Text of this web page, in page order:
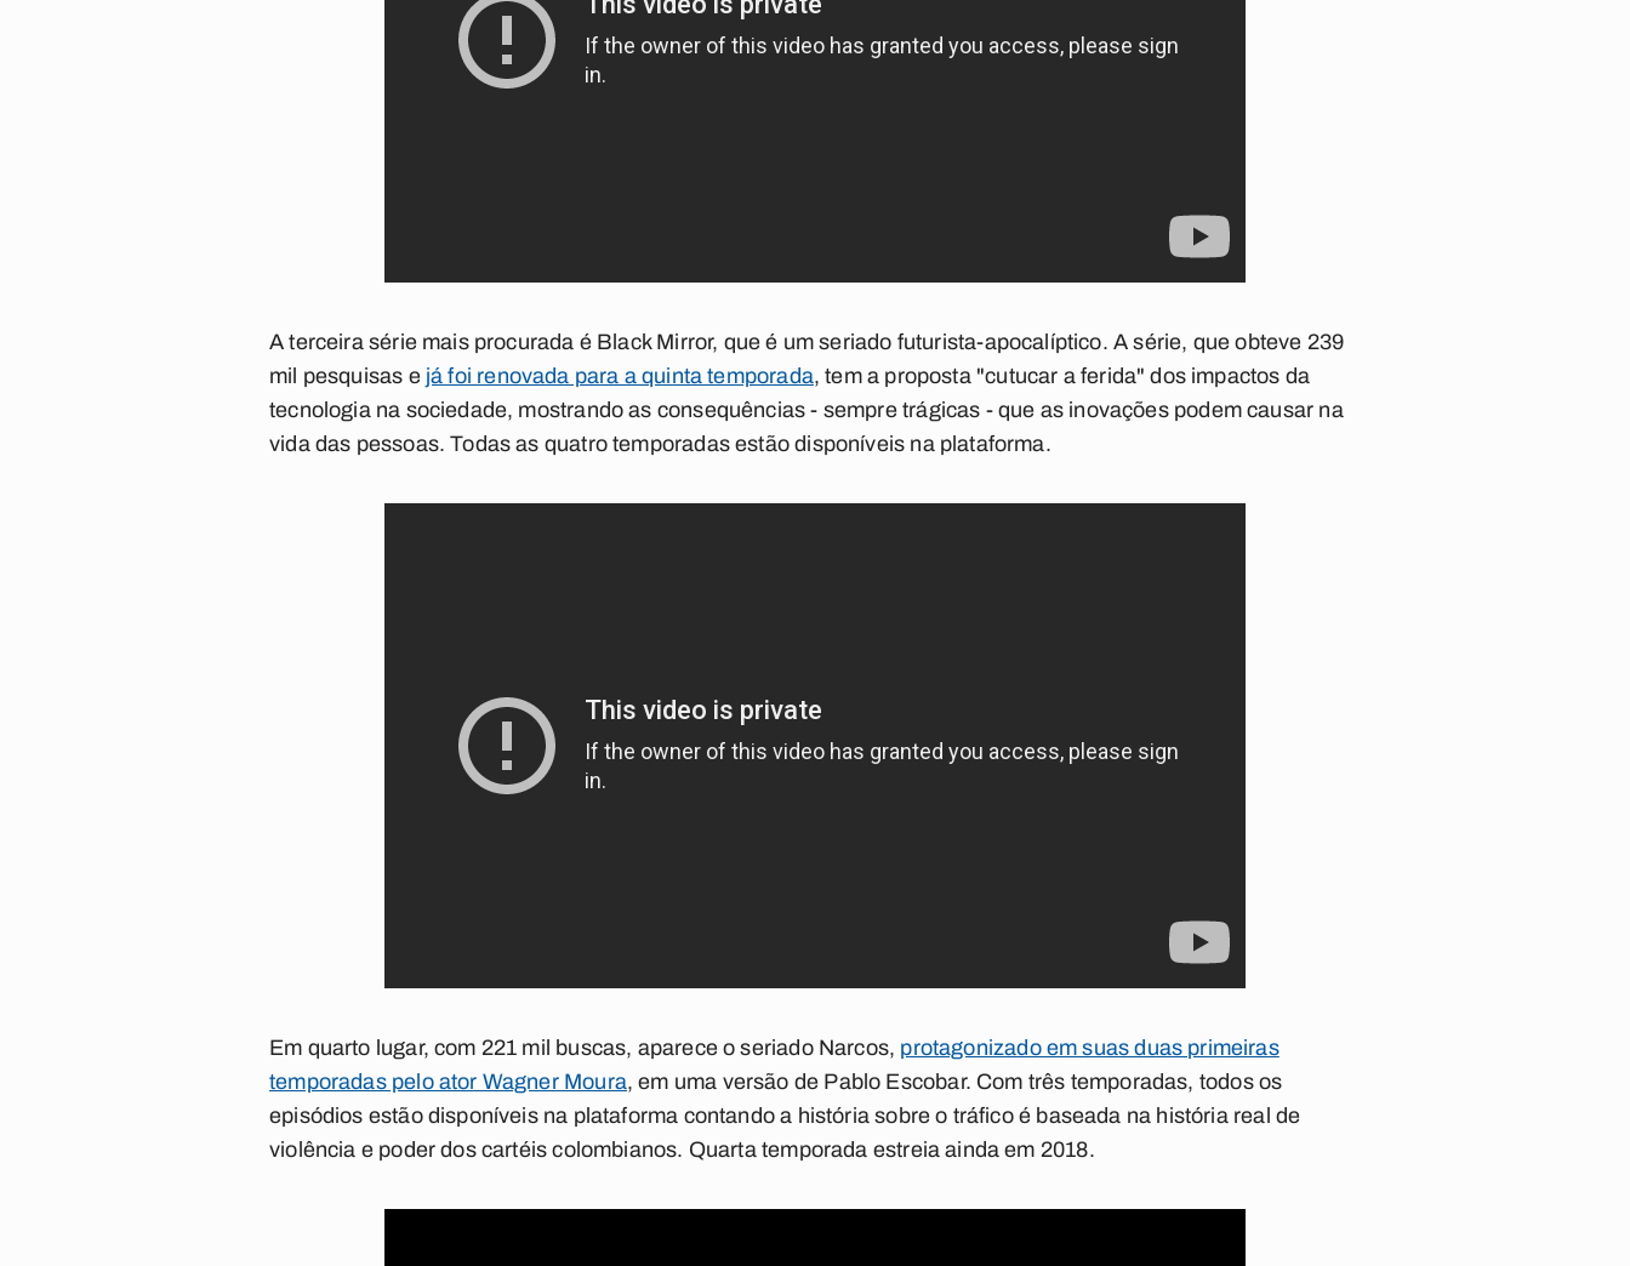
A terceira série mais procurada é Black Mirror, que é um seriado futurista-apocalíptico. A série, que obteve 239
mil pesquisas e já foi renovada para a quinta temporada, tem a proposta "cutucar a ferida" dos impactos da
tecnologia na sociedade, mostrando as consequências - sempre trágicas - que as inovações podem causar na
vida das pessoas. Todas as quatro temporadas estão disponíveis na plataforma.
Em quarto lugar, com 221 mil buscas, aparece o seriado Narcos, protagonizado em suas duas primeiras
temporadas pelo ator Wagner Moura, em uma versão de Pablo Escobar. Com três temporadas, todos os
episódios estão disponíveis na plataforma contando a história sobre o tráfico é baseada na história real de
violência e poder dos cartéis colombianos. Quarta temporada estreia ainda em 2018.